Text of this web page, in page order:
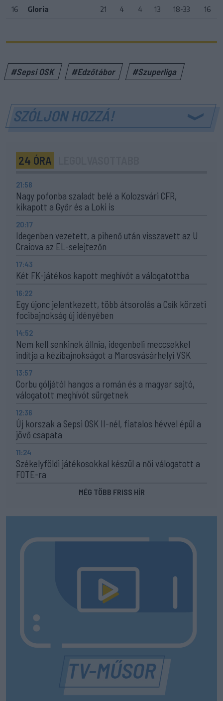
16 Gloria 21 4 4 13 18-33 16
#Sepsi OSK #Edzőtábor #Szuperliga
SZÓLJON HOZZÁ!
24 ÓRA
21:58
Nagy pofonba szaladt belé a Kolozsvári CFR,
kikapott a Győr és a Loki is
20:17
Idegenben vezetett, a pihenő után visszavett az U
Craiova az EL-selejtezőn
17:43
Két FK-játékos kapott meghívót a válogatottba
16:22
Egy újonc jelentkezett, több átsorolás a Csík körzeti
focibajnokság új idényében
14:52
Nem kell senkinek állnia, idegenbeli meccsekkel
indítja a kézibajnokságot a Marosvásárhelyi VSK
13:57
Corbu góljától hangos a román és a magyar sajtó,
válogatott meghívót sürgetnek
12:36
Új korszak a Sepsi OSK II-nél, fiatalos hévvel épül a
jövő csapata
11:24
Székelyföldi játékosokkal készül a női válogatott a
FOTE-ra
MÉG TÖBB FRISS HÍR